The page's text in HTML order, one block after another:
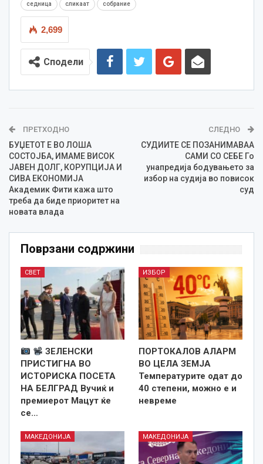
седница сликаат собрание
2,699
Сподели
ПРЕТХОДНО
БУЏЕТОТ Е ВО ЛОША
СОСТОЈБА, ИМАМЕ ВИСОК
ЈАВЕН ДОЛГ, КОРУПЦИЈА И
СИВА ЕКОНОМИЈА
Академик Фити кажа што
треба да биде приоритет на
новата влада
СЛЕДНО
СУДИИТЕ СЕ ПОЗАНИМАВАА
САМИ СО СЕБЕ Го
унапредија бодувањето за
избор на судија во повисок
суд
Поврзани содржини
СВЕТ
ЗЕЛЕНСКИ
ПРИСТИГНА ВО
ИСТОРИСКА ПОСЕТА
НА БЕЛГРАД Вучиќ и
премиерот Мацут ќе
се…
ИЗБОР
ПОРТОКАЛОВ АЛАРМ
ВО ЦЕЛА ЗЕМЈА
Температурите одат до
40 степени, можно е и
невреме
МАКЕДОНИЈА МАКЕДОНИЈА